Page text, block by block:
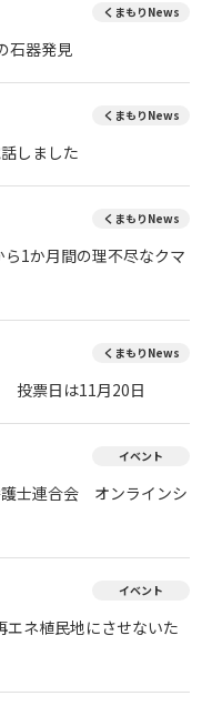
くまもりNews
石器発見
くまもりNews
しました
くまもりNews
1か月間の理不尽なクマ
くまもりNews
投票日は11月20日
イベント
士連合会 オンラインシ
イベント
ネ植民地にさせないた